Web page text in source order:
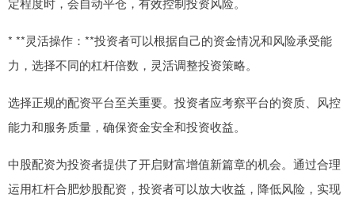
* **灵活操作：**投资者可以根据自己的资金情况和风险承受能
力，选择不同的杠杆倍数，灵活调整投资策略。
选择正规的配资平台至关重要。投资者应考察平台的资质、风控
能力和服务质量，确保资金安全和投资收益。
中股配资为投资者提供了开启财富增值新篇章的机会。通过合理
运用杠杆合肥炒股配资，投资者可以放大收益，降低风险，实现